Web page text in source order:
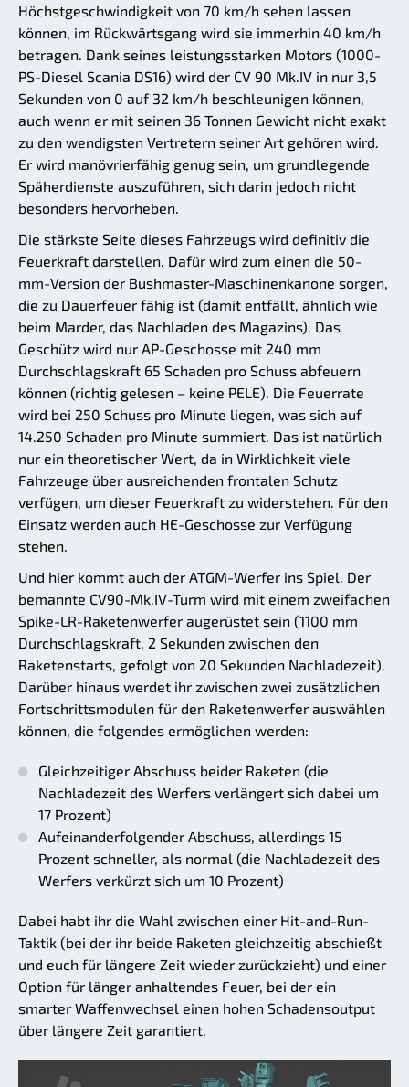
Höchstgeschwindigkeit von 70 km/h sehen lassen
können, im Rückwärtsgang wird sie immerhin 40 km/h
betragen. Dank seines leistungsstarken Motors (1000-
PS-Diesel Scania DS16) wird der CV 90 Mk.IV in nur 3,5
Sekunden von 0 auf 32 km/h beschleunigen können,
auch wenn er mit seinen 36 Tonnen Gewicht nicht exakt
zu den wendigsten Vertretern seiner Art gehören wird.
Er wird manövrierfähig genug sein, um grundlegende
Späherdienste auszuführen, sich darin jedoch nicht
besonders hervorheben.
Die stärkste Seite dieses Fahrzeugs wird definitiv die
Feuerkraft darstellen. Dafür wird zum einen die 50-
mm-Version der Bushmaster-Maschinenkanone sorgen,
die zu Dauerfeuer fähig ist (damit entfällt, ähnlich wie
beim Marder, das Nachladen des Magazins). Das
Geschütz wird nur AP-Geschosse mit 240 mm
Durchschlagskraft 65 Schaden pro Schuss abfeuern
können (richtig gelesen – keine PELE). Die Feuerrate
wird bei 250 Schuss pro Minute liegen, was sich auf
14.250 Schaden pro Minute summiert. Das ist natürlich
nur ein theoretischer Wert, da in Wirklichkeit viele
Fahrzeuge über ausreichenden frontalen Schutz
verfügen, um dieser Feuerkraft zu widerstehen. Für den
Einsatz werden auch HE-Geschosse zur Verfügung
stehen.
Und hier kommt auch der ATGM-Werfer ins Spiel. Der
bemannte CV90-Mk.IV-Turm wird mit einem zweifachen
Spike-LR-Raketenwerfer augerüstet sein (1100 mm
Durchschlagskraft, 2 Sekunden zwischen den
Raketenstarts, gefolgt von 20 Sekunden Nachladezeit).
Darüber hinaus werdet ihr zwischen zwei zusätzlichen
Fortschrittsmodulen für den Raketenwerfer auswählen
können, die folgendes ermöglichen werden:
Gleichzeitiger Abschuss beider Raketen (die
Nachladezeit des Werfers verlängert sich dabei um
17 Prozent)
Aufeinanderfolgender Abschuss, allerdings 15
Prozent schneller, als normal (die Nachladezeit des
Werfers verkürzt sich um 10 Prozent)
Dabei habt ihr die Wahl zwischen einer Hit-and-Run-
Taktik (bei der ihr beide Raketen gleichzeitig abschießt
und euch für längere Zeit wieder zurückzieht) und einer
Option für länger anhaltendes Feuer, bei der ein
smarter Waffenwechsel einen hohen Schadensoutput
über längere Zeit garantiert.